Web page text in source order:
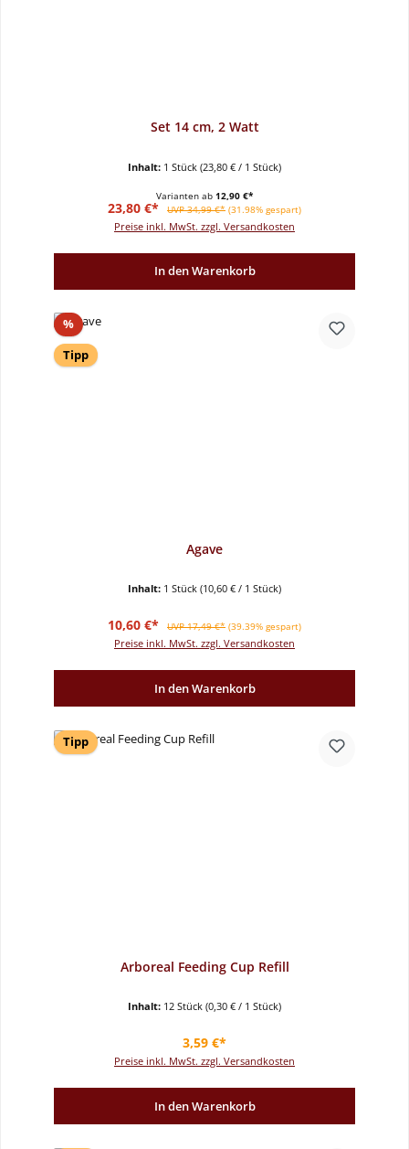
Set 14 cm, 2 Watt
Inhalt: 1 Stück (23,80 € / 1 Stück)
Varianten ab 12,90 €*
Verkaufspreis:
23,80 €* Regulärer Preis:
UVP 34,99 €* (31.98% gespart)
Preise inkl. MwSt. zzgl. Versandkosten
In den Warenkorb
%Rabatt
Tipp
Agave
Inhalt: 1 Stück (10,60 € / 1 Stück)
Verkaufspreis:
10,60 €* Regulärer Preis:
UVP 17,49 €* (39.39% gespart)
Preise inkl. MwSt. zzgl. Versandkosten
In den Warenkorb
Tipp
Arboreal Feeding Cup Refill
Inhalt: 12 Stück (0,30 € / 1 Stück)
Regulärer Preis:
3,59 €*
Preise inkl. MwSt. zzgl. Versandkosten
In den Warenkorb